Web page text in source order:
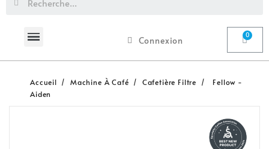
Connexion
Accueil Machine À Café Cafetière Filtre
Fellow -
Aiden